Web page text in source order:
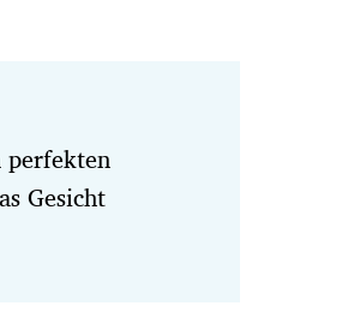
Gesicht